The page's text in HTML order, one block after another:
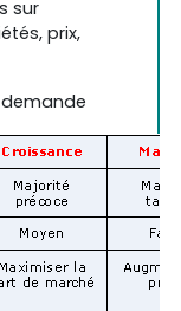
sur
prix,